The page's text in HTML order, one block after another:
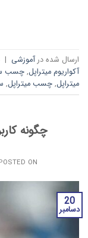
ارسال شده درآموزشی |
آکواریوم میتراپل, چسب
میتراپل, چسب میتراپل,
چگونه
ON
20
دسامبر